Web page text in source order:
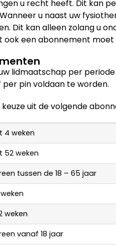
u recht heeft. Dit kan
u naast uw
Dit kan alleen zolang u
een abonnement moet
lidmaatschap per
pin voldaan te worden.
uit de volgende
4 weken
52 weken
tussen de 18 – 65 jaar
weken
vanaf 18 jaar